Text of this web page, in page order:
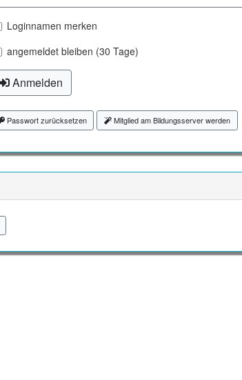
Loginnamen merken
angemeldet bleiben (30 Tage)
Anmelden
Passwort zurücksetzen Mitglied am Bildungsserver werden